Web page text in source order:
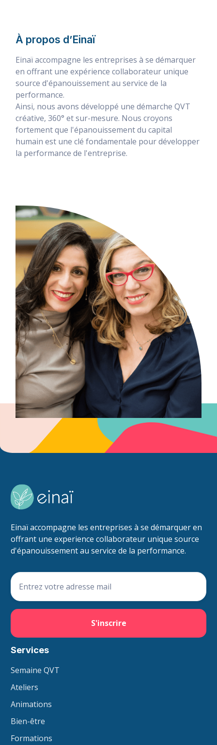
À propos d’Einaï
Einaï accompagne les entreprises à se démarquer
en offrant une expérience collaborateur unique
source d'épanouissement au service de la
performance.
Ainsi, nous avons développé une démarche QVT
créative, 360° et sur-mesure. Nous croyons
fortement que l'épanouissement du capital
humain est une clé fondamentale pour développer
la performance de l'entreprise.
Einaï accompagne les entreprises à se démarquer en
offrant une experience collaborateur unique source
d'épanouissement au service de la performance.
Services
Semaine QVT
Ateliers
Animations
Bien-être
Formations